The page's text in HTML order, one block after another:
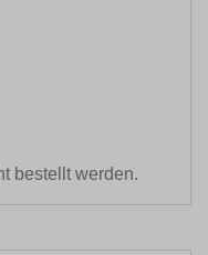
bestellt werden.